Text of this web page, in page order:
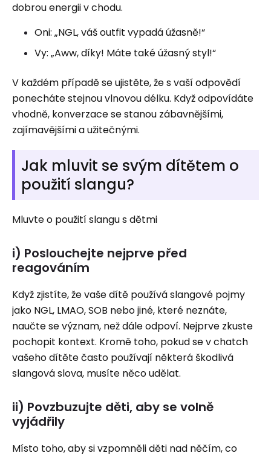
dobrou energii v chodu.
Oni: „NGL, váš outfit vypadá úžasně!“
Vy: „Aww, díky! Máte také úžasný styl!“
V každém případě se ujistěte, že s vaší odpovědí
ponecháte stejnou vlnovou délku. Když odpovídáte
vhodně, konverzace se stanou zábavnějšími,
zajímavějšími a užitečnými.
Jak mluvit se svým dítětem o
použití slangu?
Mluvte o použití slangu s dětmi
i) Poslouchejte nejprve před
reagováním
Když zjistíte, že vaše dítě používá slangové pojmy
jako NGL, LMAO, SOB nebo jiné, které neznáte,
naučte se význam, než dále odpoví. Nejprve zkuste
pochopit kontext. Kromě toho, pokud se v chatch
vašeho dítěte často používají některá škodlivá
slangová slova, musíte něco udělat.
ii) Povzbuzujte děti, aby se volně
vyjádřily
Místo toho, aby si vzpomněli děti nad něčím, co